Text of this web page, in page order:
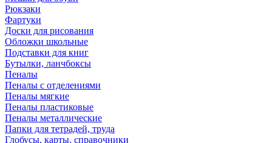
Рюкзаки
Фартуки
Доски для рисования
Обложки школьные
Подставки для книг
Бутылки, ланчбоксы
Пеналы
Пеналы с отделениями
Пеналы мягкие
Пеналы пластиковые
Пеналы металлические
Папки для тетрадей, труда
Глобусы, карты, справочники